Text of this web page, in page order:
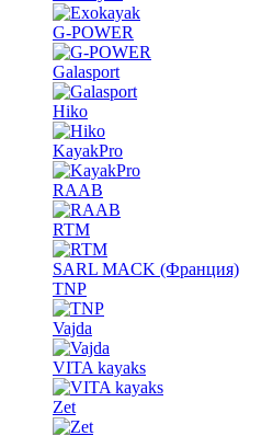
G-POWER
Galasport
Hiko
KayakPro
RAAB
RTM
SARL MACK (Франция)
TNP
Vajda
VITA kayaks
Zet